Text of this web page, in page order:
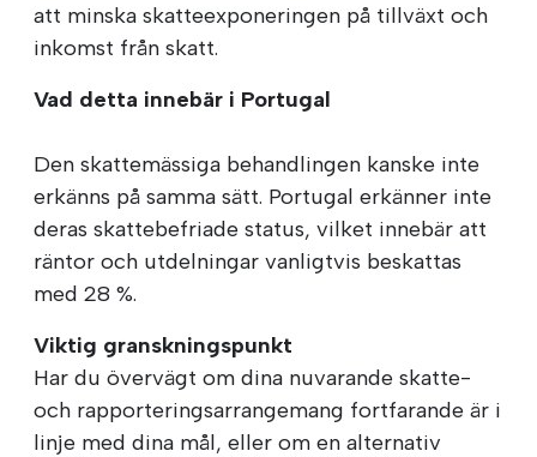
att minska skatteexponeringen på tillväxt och
inkomst från skatt.
Vad detta innebär i Portugal
Den skattemässiga behandlingen kanske inte
erkänns på samma sätt. Portugal erkänner inte
deras skattebefriade status, vilket innebär att
räntor och utdelningar vanligtvis beskattas
med 28 %.
Viktig granskningspunkt
Har du övervägt om dina nuvarande skatte-
och rapporteringsarrangemang fortfarande är i
linje med dina mål, eller om en alternativ